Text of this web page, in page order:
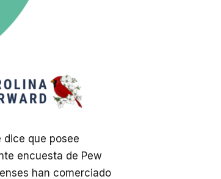
dice que posee
encuesta de Pew
han comerciado